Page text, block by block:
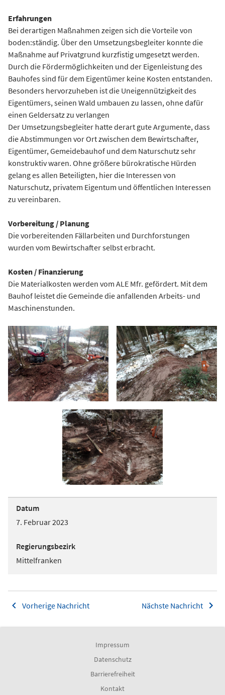
Erfahrungen
Bei derartigen Maßnahmen zeigen sich die Vorteile von
boden:ständig. Über den Umsetzungsbegleiter konnte die
Maßnahme auf Privatgrund kurzfistig umgesetzt werden.
Durch die Fördermöglichkeiten und der Eigenleistung des
Bauhofes sind für dem Eigentümer keine Kosten entstanden.
Besonders hervorzuheben ist die Uneigennützigkeit des
Eigentümers, seinen Wald umbauen zu lassen, ohne dafür
einen Geldersatz zu verlangen
Der Umsetzungsbegleiter hatte derart gute Argumente, dass
die Abstimmungen vor Ort zwischen dem Bewirtschafter,
Eigentümer, Gemeidebauhof und dem Naturschutz sehr
konstruktiv waren. Ohne größere bürokratische Hürden
gelang es allen Beteiligten, hier die Interessen von
Naturschutz, privatem Eigentum und öffentlichen Interessen
zu vereinbaren.
Vorbereitung / Planung
Die vorbereitenden Fällarbeiten und Durchforstungen
wurden vom Bewirtschafter selbst erbracht.
Kosten / Finanzierung
Die Materialkosten werden vom ALE Mfr. gefördert. Mit dem
Bauhof leistet die Gemeinde die anfallenden Arbeits- und
Maschinenstunden.
Datum
7. Februar 2023
Regierungsbezirk
Mittelfranken
Vorherige Nachricht Nächste Nachricht
Impressum
Datenschutz
Barrierefreiheit
Kontakt